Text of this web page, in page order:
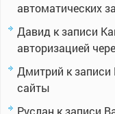
автоматических
Давид к записи
авторизацией
Дмитрий к записи
сайты
Руслан к записи